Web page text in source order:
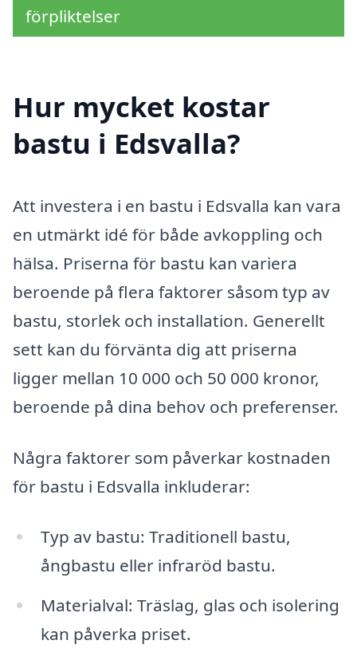
förpliktelser
Hur mycket kostar
bastu i Edsvalla?
Att investera i en bastu i Edsvalla kan vara
en utmärkt idé för både avkoppling och
hälsa. Priserna för bastu kan variera
beroende på flera faktorer såsom typ av
bastu, storlek och installation. Generellt
sett kan du förvänta dig att priserna
ligger mellan 10 000 och 50 000 kronor,
beroende på dina behov och preferenser.
Några faktorer som påverkar kostnaden
för bastu i Edsvalla inkluderar:
Typ av bastu: Traditionell bastu,
ångbastu eller infraröd bastu.
Materialval: Träslag, glas och isolering
kan påverka priset.